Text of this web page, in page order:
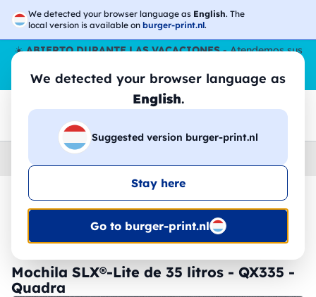
We detected your browser language as English. The
local version is available on burger-print.nl.
We detected your browser language as
English.
Suggested version burger-print.nl
Stay here
Go to burger-print.nl
☀️ABIERTO DURANTE LAS VACACIONES- Atendemos sus
pedidos durante todo el verano, incluso en agosto.
Sin parar
😎🌴
Home
🔥 -30% de impresión DTF
Mochila SLX®-Lite de 35 litros - QX335 -
Quadra